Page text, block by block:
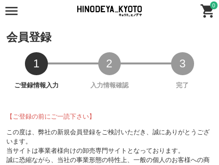
0
会員登録
【ご登録の前にご一読下さい】
この度は、弊社の新規会員登録をご検討いただき、誠にありがとうござ
います。
当サイトは事業者様向けの卸売専門サイトとなっております。
誠に恐縮ながら、当社の事業形態の特性上、一般の個人のお客様への商